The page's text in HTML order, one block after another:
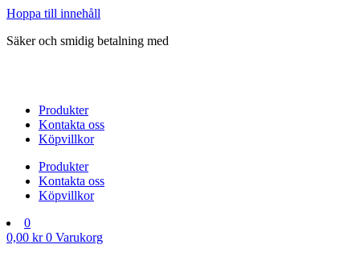
Hoppa till innehåll
Säker och smidig betalning med
Produkter
Kontakta oss
Köpvillkor
Produkter
Kontakta oss
Köpvillkor
0
0,00 kr 0 Varukorg